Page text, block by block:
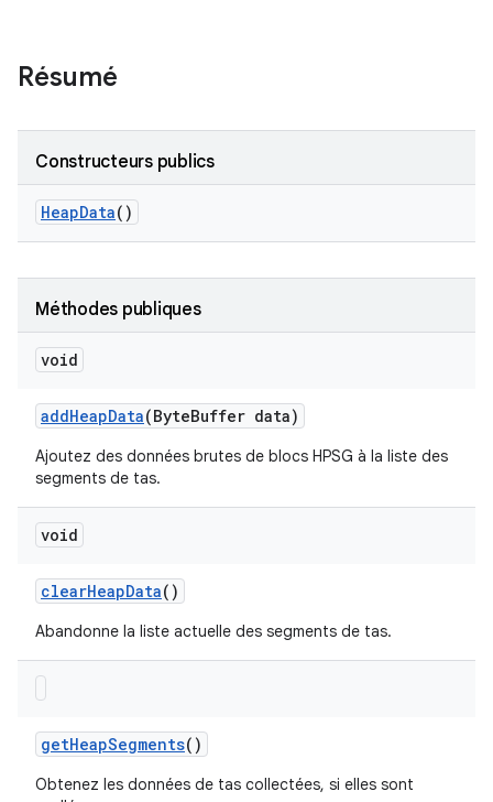
Résumé
Constructeurs publics
HeapData()
Méthodes publiques
void
addHeapData(ByteBuffer data)
Ajoutez des données brutes de blocs HPSG à la liste des
segments de tas.
void
clearHeapData()
Abandonne la liste actuelle des segments de tas.
getHeapSegments()
Obtenez les données de tas collectées, si elles sont